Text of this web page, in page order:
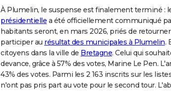
À Plumelin, le suspense est finalement terminé :
présidentielle a été officiellement communiqué
habitants seront, en mars 2026, priés de
participer au résultat des municipales à Plumelin.
citoyens dans la ville de Bretagne. Celui qui
devance, grâce à 57% des votes, Marine Le Pen.
43% des votes. Parmi les 2 163 inscrits sur les
n'ont pas pris part au vote pour le second tour.